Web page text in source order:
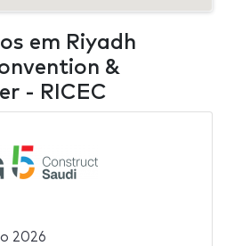
em Riyadh
&
- RICEC
2026